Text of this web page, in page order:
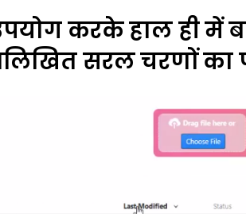
करके हाल ही में
सरल चरणों का